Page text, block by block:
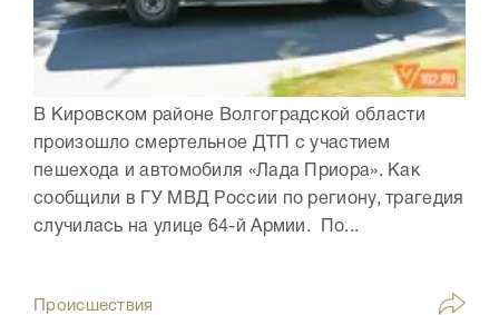
В Кировском районе Волгоградской области
произошло смертельное ДТП с участием
пешехода и автомобиля «Лада Приора». Как
сообщили в ГУ МВД России по региону, трагедия
случилась на улице 64-й Армии. По...
Происшествия